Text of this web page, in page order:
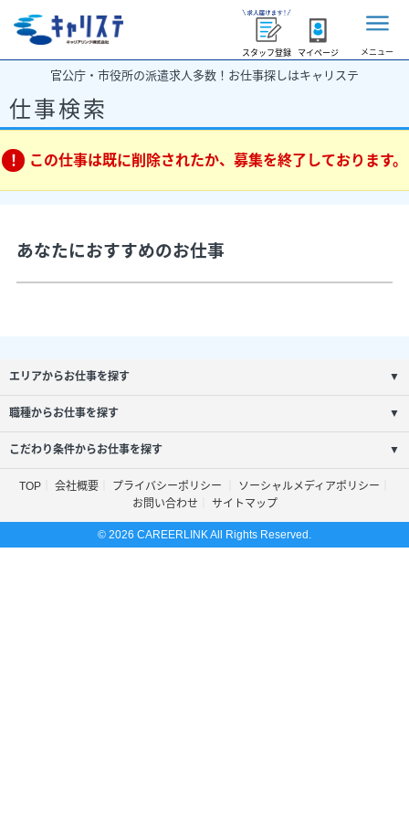
スタッフ登録 マイページ メニュー
官公庁・市役所の派遣求人多数！お仕事探しはキャリステ
仕事検索
この仕事は既に削除されたか、募集を終了しております。
あなたにおすすめのお仕事
エリアからお仕事を探す ▼
職種からお仕事を探す ▼
こだわり条件からお仕事を探す ▼
TOP 会社概要 プライバシーポリシー
ソーシャルメディアポリシー
お問い合わせ
サイトマップ
© 2026 CAREERLINK All Rights Reserved.